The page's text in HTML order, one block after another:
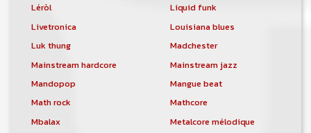
Léròl
Liquid funk
Livetronica
Louisiana blues
Luk thung
Madchester
Mainstream hardcore
Mainstream jazz
Mandopop
Mangue beat
Math rock
Mathcore
Mbalax
Metalcore mélodique
comptabilité sera totalement publique
visible directement sur le site.
Un nouveau service de petites annonces
pour musicien vous est proposé sur le
site. Ce service permet, lorsque vous
êtes musiciens ou un groupe, un
orchestre, DJ, etc... de chercher un/des